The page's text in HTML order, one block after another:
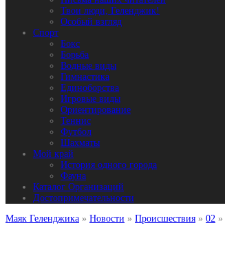
Твои люди, Геленджик!
Особый взгляд
Спорт
Бокс
Борьба
Водные виды
Гимнастика
Единоборства
Игровые виды
Ориентирование
Теннис
Футбол
Шахматы
Мой край
История одного города
Фауна
Каталог Организаций
Достопримечательности
Маяк Геленджика » Новости » Происшествия » 02 »